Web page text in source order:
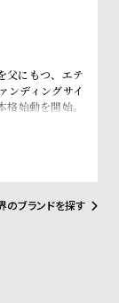
父にもつ、エテ
ンディングサイ
始動を開始。
チックのコレ
クションから
ップされてい
ィークと見紛う
のブランドを探す